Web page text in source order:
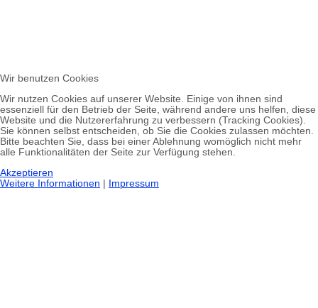
Wir benutzen Cookies
Wir nutzen Cookies auf unserer Website. Einige von ihnen sind
essenziell für den Betrieb der Seite, während andere uns helfen, diese
Website und die Nutzererfahrung zu verbessern (Tracking Cookies).
Sie können selbst entscheiden, ob Sie die Cookies zulassen möchten.
Bitte beachten Sie, dass bei einer Ablehnung womöglich nicht mehr
alle Funktionalitäten der Seite zur Verfügung stehen.
Akzeptieren
Weitere Informationen | Impressum